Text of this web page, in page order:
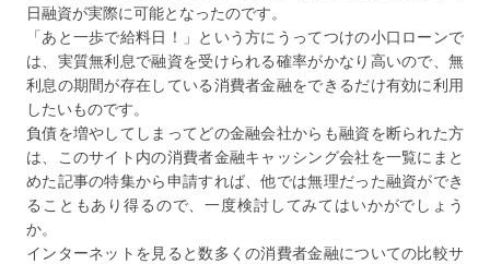
日融資が実際に可能となったのです。
「あと一歩で給料日！」という方にうってつけの小口ローンで
は、実質無利息で融資を受けられる確率がかなり高いので、無
利息の期間が存在している消費者金融をできるだけ有効に利用
したいものです。
負債を増やしてしまってどの金融会社からも融資を断られた方
は、このサイト内の消費者金融キャッシング会社を一覧にまと
めた記事の特集から申請すれば、他では無理だった融資ができ
ることもあり得るので、一度検討してみてはいかがでしょう
か。
インターネットを見ると数多くの消費者金融についての比較サ